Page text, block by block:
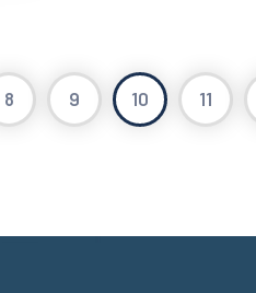
8 9 10 11